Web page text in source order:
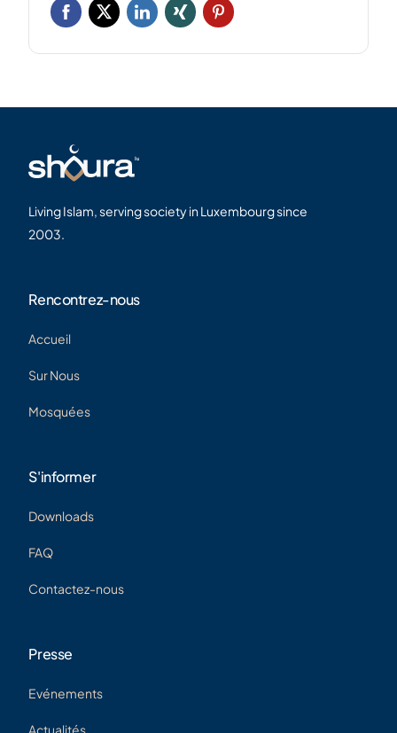
Living Islam, serving society in Luxembourg since
2003.
Rencontrez-nous
Accueil
Sur Nous
Mosquées
S'informer
Downloads
FAQ
Contactez-nous
Presse
Evénements
Actualités